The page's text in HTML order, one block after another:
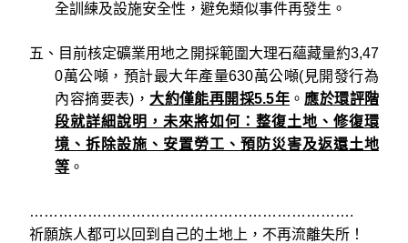
全訓練及設施安全性，避免類似事件再發生。
五、目前核定礦業用地之開採範圍大理石蘊藏量約3,47
0萬公噸，預計最大年產量630萬公噸(見開發行為
內容摘要表)， 大約僅能再開採5.5年。 應於環評階
段就詳細說明，未來將如何：整復土地、修復環
境、拆除設施、安置勞工、預防災害及返還土地
等 。
………………………………………………………….
祈願族人都可以回到自己的土地上，不再流離失所！